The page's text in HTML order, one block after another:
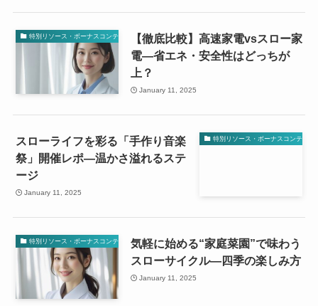
特別リソース・ボーナスコンテンツ
【徹底比較】高速家電vsスロー家
電—省エネ・安全性はどっちが
上？
January 11, 2025
特別リソース・ボーナスコンテンツ
スローライフを彩る「手作り音楽
祭」開催レポ—温かさ溢れるステ
ージ
January 11, 2025
特別リソース・ボーナスコンテンツ気軽に始める“家庭菜園”で味わう
スローサイクル—四季の楽しみ方
January 11, 2025